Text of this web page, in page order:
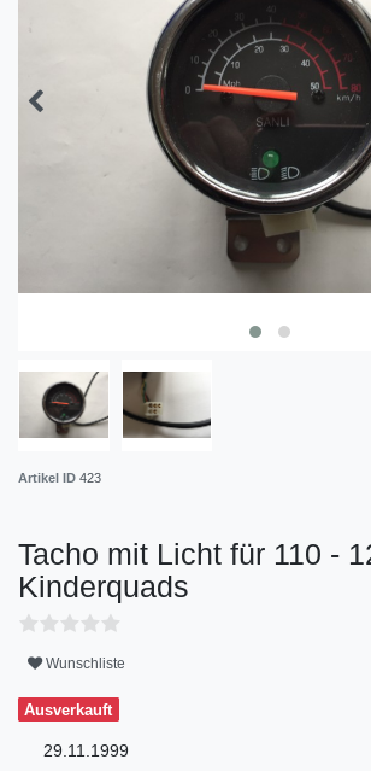
Artikel ID 423
Tacho mit Licht für 110 -
Kinderquads
Wunschliste
Ausverkauft
29.11.1999